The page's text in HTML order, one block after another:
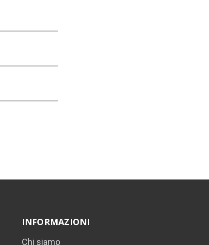
INFORMAZIONI
Chi siamo